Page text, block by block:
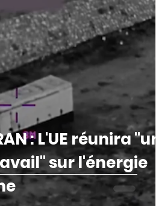
: L'UE réunira "un
sur l'énergie